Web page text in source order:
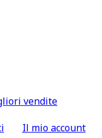
vendite
Il mio account